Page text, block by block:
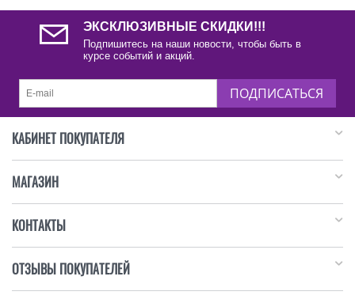
ЭКСКЛЮЗИВНЫЕ СКИДКИ!!!
Подпишитесь на наши новости, чтобы быть в
курсе событий и акций.
ПОДПИСАТЬСЯ
КАБИНЕТ ПОКУПАТЕЛЯ
МАГАЗИН
КОНТАКТЫ
ОТЗЫВЫ ПОКУПАТЕЛЕЙ